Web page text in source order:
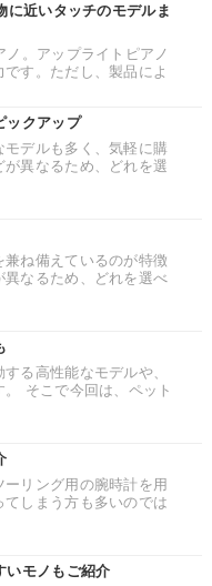
に近いタッチのモデルま
。アップライトピアノ
す。ただし、製品によ
ックアップ
デルも多く、気軽に購
異なるため、どれを選
ね備えているのが特徴
なるため、どれを選べ
る高性能なモデルや、
そこで今回は、ペット
リング用の腕時計を用
しまう方も多いのでは
いモノもご紹介